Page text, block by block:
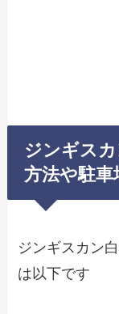
ジンギス
方法や駐
ジンギスカン
は以下です